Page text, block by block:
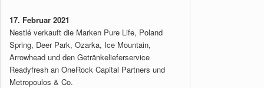
17. Februar 2021
Nestlé verkauft die Marken Pure Life, Poland
Spring, Deer Park, Ozarka, Ice Mountain,
Arrowhead und den Getränkelieferservice
Readyfresh an OneRock Capital Partners und
Metropoulos & Co.